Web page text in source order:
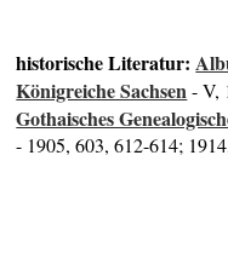
historische Literatur:
Königreiche Sachsen- V,
Gothaisches
- 1905, 603, 612-614;